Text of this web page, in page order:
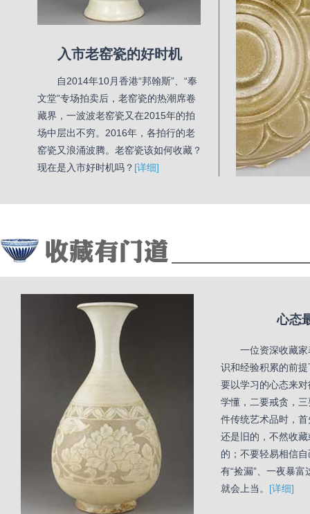
入市老窑瓷的好时机
自2014年10月香港“邦翰斯”、“奉
文堂”专场拍卖后，老窑瓷的热潮席卷
藏界，一波波老窑瓷又在2015年的拍
场中层出不穷。2016年，各拍行的老
窑瓷又浪涌波腾。老窑瓷该如何收藏？
现在是入市好时机吗？ [详细]
心态
一位资深收藏
识和经验积累的前
要以学习的心态来
学懂，二要戒贪，
件传统艺术品时，
还是旧的，不然收
的；不要轻易相信自
有“捡漏”、一夜暴
就会上当。 [详细]